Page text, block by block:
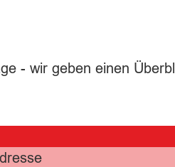
- wir geben einen